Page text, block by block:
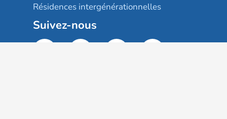
Résidences intergénérationnelles
Suivez-nous